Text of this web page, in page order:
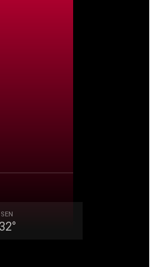
SEN
32°